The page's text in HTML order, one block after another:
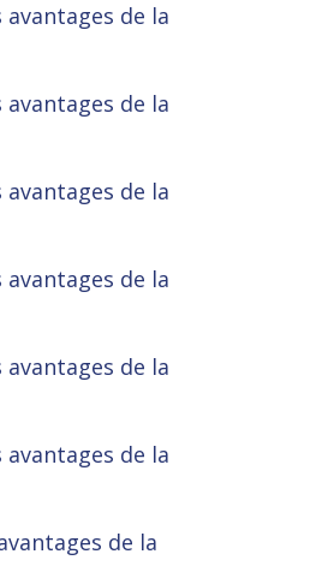
avantages de la
avantages de la
avantages de la
avantages de la
avantages de la
avantages de la
de la